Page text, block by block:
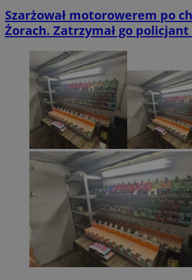
Szarżował motorowerem po
Żorach. Zatrzymał go policjant